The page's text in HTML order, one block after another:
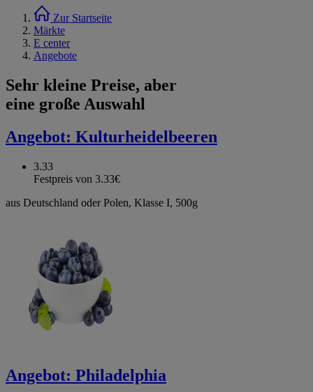
Zur Startseite
Märkte
E center
Angebote
Sehr kleine Preise, aber
eine große Auswahl
Angebot: Kulturheidelbeeren
3.33
Festpreis von 3.33€
aus Deutschland oder Polen, Klasse I, 500g
Angebot: Philadelphia